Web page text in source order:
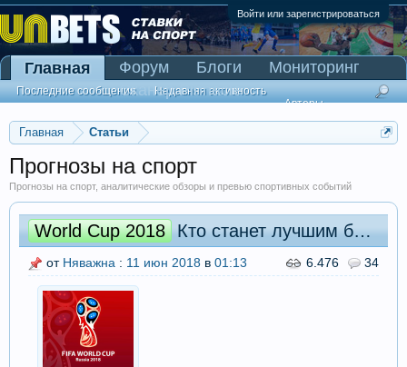
Войти или зарегистрироваться
Главная Статьи
Прогнозы на спорт
Прогнозы на спорт, аналитические обзоры и превью спортивных событий
World Cup 2018 Кто станет лучшим бомбардиром?
34
6.476
от Няважна : 11 июн 2018 в 01:13
Главная
Последние сообщения
Недавняя активность
Авторы
Форум Блоги
Мониторинг
Сканер Pinnacle